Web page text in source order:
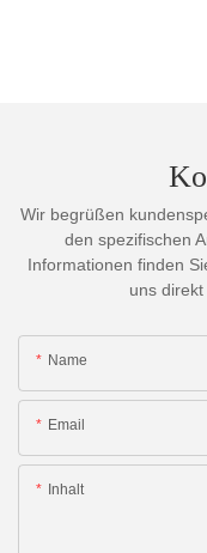
Wir begrüßen
den spezifischen
Informationen finden
uns
Name
Email
Inhalt